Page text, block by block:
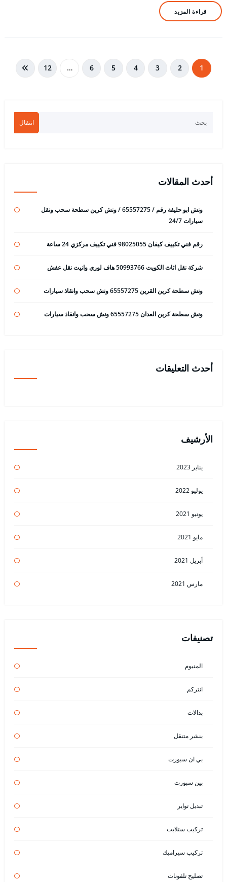
قراءة المزيد
تعدد 1
2
3
4
5
6
…
12
انتقال
أحدث المقالات
ونش ابو حليفة رقم / 65557275 / ونش كرين سطحة سحب ونقل
سيارات 24/7
رقم فني تكييف كيفان 98025055 فني تكييف مركزي 24 ساعة
شركة نقل اثاث الكويت 50993766 هاف لوري وانيت نقل عفش
ونش سطحة كرين القرين 65557275 ونش سحب وانقاذ سيارات
ونش سطحة كرين العدان 65557275 ونش سحب وانقاذ سيارات
أحدث التعليقات
الأرشيف
يناير 2023
يوليو 2022
يونيو 2021
مايو 2021
أبريل 2021
مارس 2021
تصنيفات
المنيوم
انتركم
بدالات
بنشر متنقل
بي ان سبورت
بين سبورت
تبديل تواير
تركيب ستلايت
تركيب سيراميك
تصليح تلفونات